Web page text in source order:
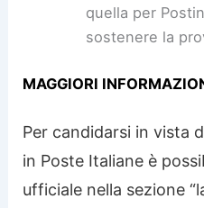
quella per
sostenere la
MAGGIORI
Per candidarsi in vista
in Poste Italiane è
ufficiale nella sezione